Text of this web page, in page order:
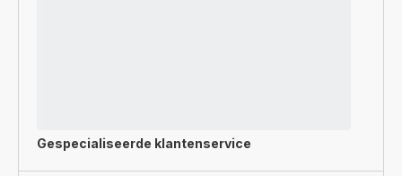
Gespecialiseerde klantenservice